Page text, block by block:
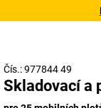
Čís.: 977844 49
Skladovací a